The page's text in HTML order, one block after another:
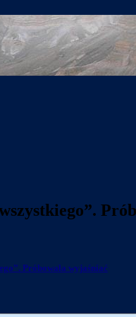
Próbowała wyjaśniać